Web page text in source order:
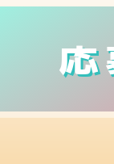
応